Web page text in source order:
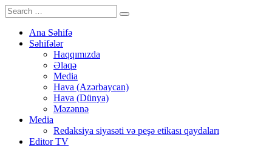
Ana Səhifə
Səhifələr
Haqqımızda
Əlaqə
Media
Hava (Azərbaycan)
Hava (Dünya)
Məzənnə
Media
Redaksiya siyasəti və peşə etikası qaydaları
Editor TV